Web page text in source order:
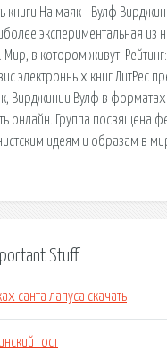
книги На маяк - Вулф
экспериментальная из
Мир, в котором живут.
электронных книг ЛитРес
Вирджинии Вулф в
онлайн. Группа посвящена
идеям и образам в
Stuff
санта лапуса скачать
гост